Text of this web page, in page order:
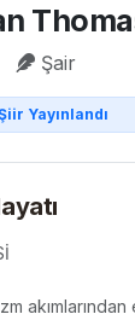
Şair
Yayınlandı